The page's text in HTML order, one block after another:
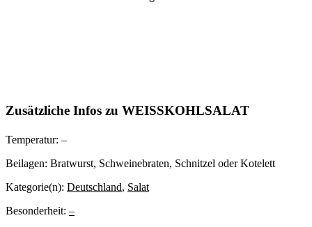
Zusätzliche Infos zu WEISSKOHLSALAT
Temperatur: –
Beilagen: Bratwurst, Schweinebraten, Schnitzel oder Kotelett
Kategorie(n): Deutschland, Salat
Besonderheit: –